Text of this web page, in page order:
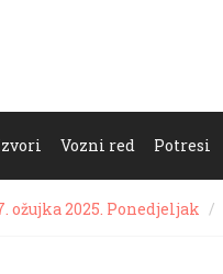
Vozni red Potresi
ožujka 2025. Ponedjeljak